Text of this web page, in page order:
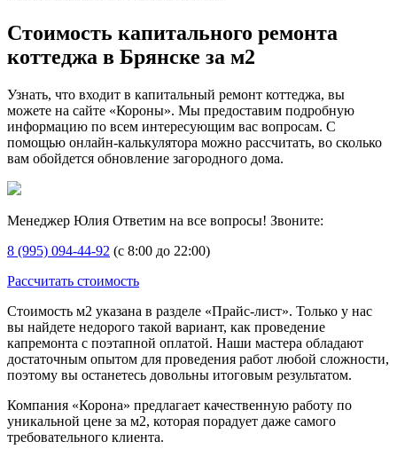
Стоимость капитального ремонта
коттеджа в Брянске за м2
Узнать, что входит в капитальный ремонт коттеджа, вы
можете на сайте «Короны». Мы предоставим подробную
информацию по всем интересующим вас вопросам. С
помощью онлайн-калькулятора можно рассчитать, во сколько
вам обойдется обновление загородного дома.
Менеджер Юлия Ответим на все вопросы! Звоните:
8 (995) 094-44-92 (с 8:00 до 22:00)
Рассчитать стоимость
Стоимость м2 указана в разделе «Прайс-лист». Только у нас
вы найдете недорого такой вариант, как проведение
капремонта с поэтапной оплатой. Наши мастера обладают
достаточным опытом для проведения работ любой сложности,
поэтому вы останетесь довольны итоговым результатом.
Компания «Корона» предлагает качественную работу по
уникальной цене за м2, которая порадует даже самого
требовательного клиента.